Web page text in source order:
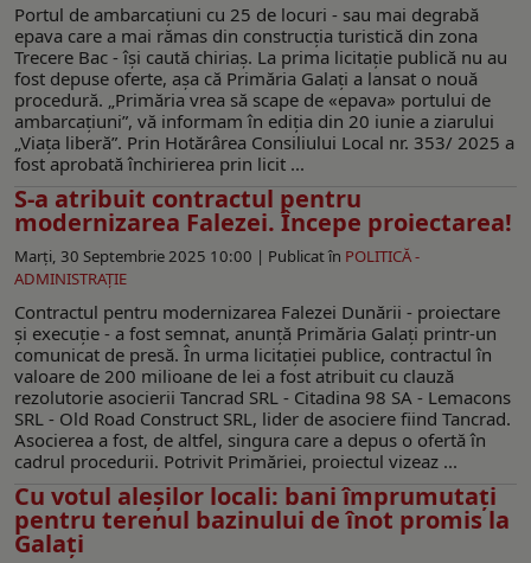
Portul de ambarcațiuni cu 25 de locuri - sau mai degrabă
epava care a mai rămas din construcția turistică din zona
Trecere Bac - își caută chiriaș. La prima licitație publică nu au
fost depuse oferte, așa că Primăria Galați a lansat o nouă
procedură. „Primăria vrea să scape de «epava» portului de
ambarcaţiuni”, vă informam în ediția din 20 iunie a ziarului
„Viața liberă”. Prin Hotărârea Consiliului Local nr. 353/ 2025 a
fost aprobată închirierea prin licit ...
S-a atribuit contractul pentru
modernizarea Falezei. Începe proiectarea!
Marți, 30 Septembrie 2025 10:00 | Publicat în POLITICĂ -
ADMINISTRAŢIE
Contractul pentru modernizarea Falezei Dunării - proiectare
și execuție - a fost semnat, anunţă Primăria Galaţi printr-un
comunicat de presă. În urma licitației publice, contractul în
valoare de 200 milioane de lei a fost atribuit cu clauză
rezolutorie asocierii Tancrad SRL - Citadina 98 SA - Lemacons
SRL - Old Road Construct SRL, lider de asociere fiind Tancrad.
Asocierea a fost, de altfel, singura care a depus o ofertă în
cadrul procedurii. Potrivit Primăriei, proiectul vizeaz ...
Cu votul aleșilor locali: bani împrumutați
pentru terenul bazinului de înot promis la
Galați